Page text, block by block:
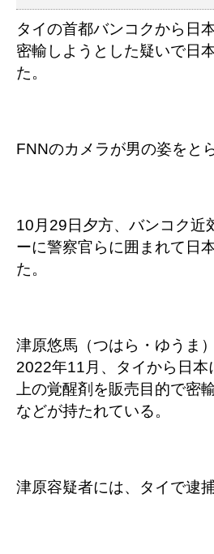
タイの首都バンコクから日
密輸しようとした疑いで日
た。
FNNのカメラが男の姿をと
10月29日夕方、バンコク近
ーに警察官らに囲まれて日
た。
津原悠馬（つはら・ゆうま
2022年11月、タイから日本
上の覚醒剤を販売目的で密
などが持たれている。
津原容疑者には、タイで逮